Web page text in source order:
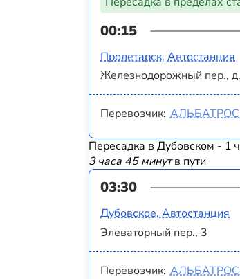
00:15
Пролетарск, Автостанция
Железнодорожный пер.,
Перевозчик:
Пересадка в Дубовском - 1
3 часа 45 минутв пути
03:30
Дубовское, Автостанция
Элеваторный пер., 3
Перевозчик: